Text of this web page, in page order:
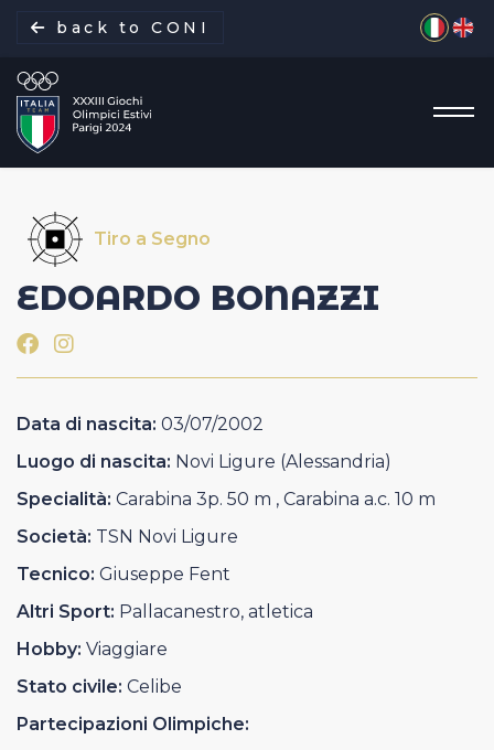
back to CONI
La missione
Italia Team
Discipline
Gare
Casa Italia
News
Media
Tiro a Segno
EDOARDO BONAZZI
Data di nascita: 03/07/2002
Luogo di nascita: Novi Ligure (Alessandria)
Specialità: Carabina 3p. 50 m , Carabina a.c. 10 m
Società: TSN Novi Ligure
Tecnico: Giuseppe Fent
Altri Sport: Pallacanestro, atletica
Hobby: Viaggiare
Stato civile: Celibe
Partecipazioni Olimpiche: